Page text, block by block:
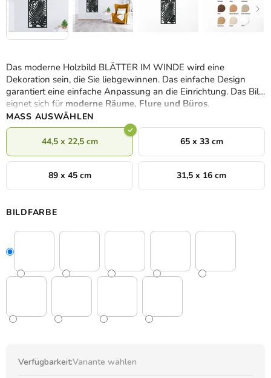
Das moderne Holzbild BLÄTTER IM WINDE wird eine
Dekoration sein, die Sie liebgewinnen. Das einfache Design
garantiert eine einfache Anpassung an die Einrichtung. Das Bild
eignet sich für moderne Räume, Flure und Büros.
MASS AUSWÄHLEN
44,5 x 22,5 cm 65 x 33 cm
89 x 45 cm 31,5 x 16 cm
BILDFARBE
Verfügbarkeit:Variante wählen